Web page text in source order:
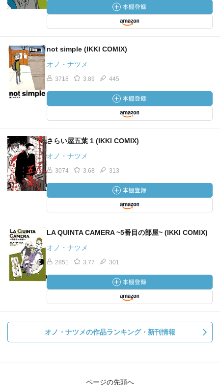
not simple (IKKI COMIX)
オノ・ナツメ
3718 3.89 445
さらい屋五葉 1 (IKKI COMIX)
オノ・ナツメ
3074 3.68 313
LA QUINTA CAMERA ~5番目の部屋~ (IKKI COMIX)
オノ・ナツメ
2851 3.77 301
オノ・ナツメの作品ランキング・新刊情報
ページの先頭へ